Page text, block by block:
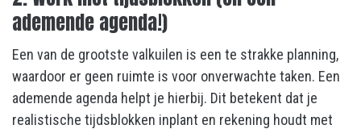
ademende agenda!)
Een van de grootste valkuilen is een te strakke planning,
waardoor er geen ruimte is voor onverwachte taken. Een
ademende agenda helpt je hierbij. Dit betekent dat je
realistische tijdsblokken inplant en rekening houdt met